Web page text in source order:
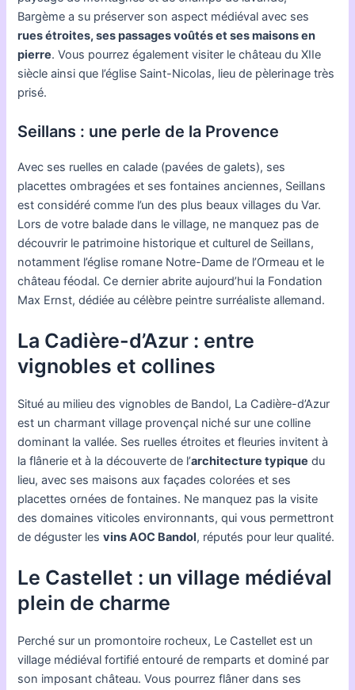
Bargème a su préserver son aspect médiéval avec ses
rues étroites, ses passages voûtés et ses maisons en
pierre. Vous pourrez également visiter le château du XIIe
siècle ainsi que l’église Saint-Nicolas, lieu de pèlerinage très
prisé.
Seillans : une perle de la Provence
Avec ses ruelles en calade (pavées de galets), ses
placettes ombragées et ses fontaines anciennes, Seillans
est considéré comme l’un des plus beaux villages du Var.
Lors de votre balade dans le village, ne manquez pas de
découvrir le patrimoine historique et culturel de Seillans,
notamment l’église romane Notre-Dame de l’Ormeau et le
château féodal. Ce dernier abrite aujourd’hui la Fondation
Max Ernst, dédiée au célèbre peintre surréaliste allemand.
La Cadière-d’Azur : entre
vignobles et collines
Situé au milieu des vignobles de Bandol, La Cadière-d’Azur
est un charmant village provençal niché sur une colline
dominant la vallée. Ses ruelles étroites et fleuries invitent à
la flânerie et à la découverte de l’architecture typique du
lieu, avec ses maisons aux façades colorées et ses
placettes ornées de fontaines. Ne manquez pas la visite
des domaines viticoles environnants, qui vous permettront
de déguster lesvins AOC Bandol, réputés pour leur qualité.
Le Castellet : un village médiéval
plein de charme
Perché sur un promontoire rocheux, Le Castellet est un
village médiéval fortifié entouré de remparts et dominé par
son imposant château. Vous pourrez flâner dans ses